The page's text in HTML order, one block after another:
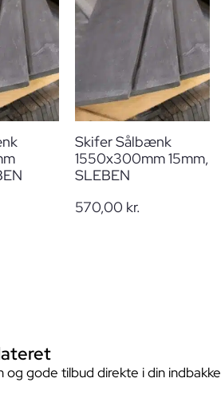
Skifer Sålbænk
1550x300mm 15mm,
SLEBEN
570,00 kr.
gode tilbud direkte i din indbakke